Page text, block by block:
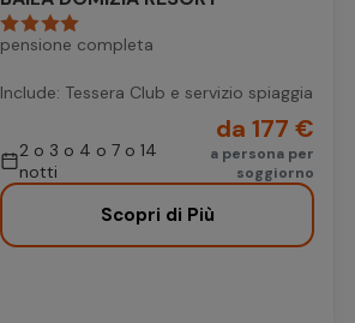
pensione completa
Include: Tessera Club e servizio spiaggia
2 o 3 o 4 o 7 o 14
notti
da 177 €
a persona per
soggiorno
Scopri di Più